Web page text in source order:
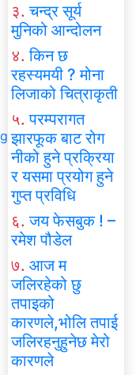
३. चन्द्र सूर्य
मुनिको आन्दोलन
४. किन छ
रहस्यमयी ? मोना
लिजाको चित्राकृती
५. परम्परागत
झारफूक बाट रोग
नीको हुने प्रक्रिया
र यसमा प्रयोग हुने
गुप्त प्रविधि
६. जय फेसबुक ! –
रमेश पौडेल
७. आज म
जलिरहेको छु
तपाइको
कारणले,भोलि तपाई
जलिरहनुहुनेछ मेरो
कारणले